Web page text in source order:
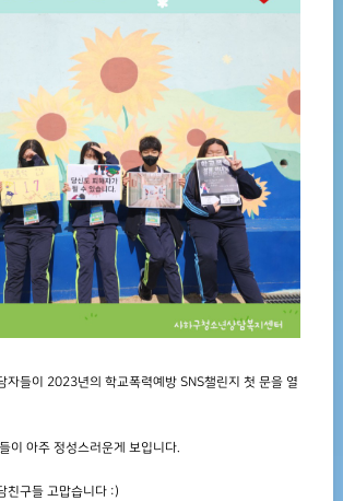
자들이 2023년의 학교폭력예방 SNS챌린지 첫 문을 열
이 아주 정성스러운게 보입니다.
친구들 고맙습니다 :)